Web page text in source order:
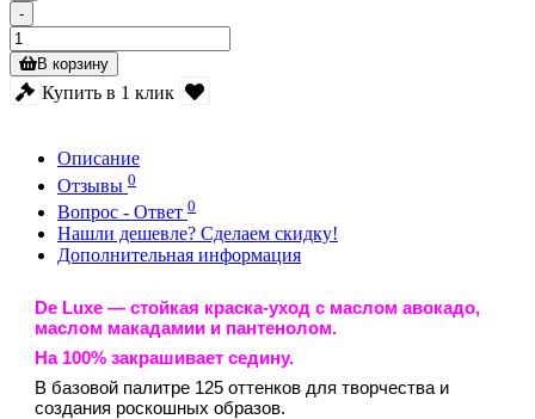
-
В корзину
Купить в 1 клик
Описание
Отзывы 0
Вопрос - Ответ 0
Нашли дешевле? Сделаем скидку!
Дополнительная информация
De Luxe — стойкая краска-уход с маслом авокадо,
маслом макадамии и пантенолом.
На 100% закрашивает седину.
В базовой палитре 125 оттенков для творчества и
создания роскошных образов.